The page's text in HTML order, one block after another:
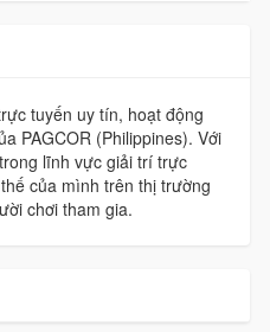
tuyến uy tín, hoạt động
PAGCOR (Philippines). Với
lĩnh vực giải trí trực
của mình trên thị trường
chơi tham gia.